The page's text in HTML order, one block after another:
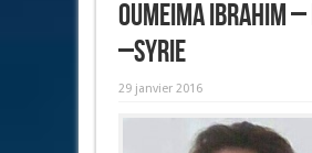
Oumeima Ibrahim –
–Syrie
29 janvier 2016